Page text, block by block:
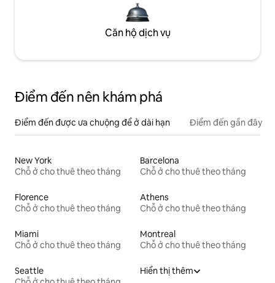
Căn hộ dịch vụ
Điểm đến nên khám phá
Điểm đến được ưa chuộng để ở dài hạn Điểm đến gần đây
New York
Chỗ ở cho thuê theo tháng
Barcelona
Chỗ ở cho thuê theo tháng
Florence
Chỗ ở cho thuê theo tháng
Athens
Chỗ ở cho thuê theo tháng
Miami
Chỗ ở cho thuê theo tháng
Montreal
Chỗ ở cho thuê theo tháng
Seattle
Hiển thị thêm